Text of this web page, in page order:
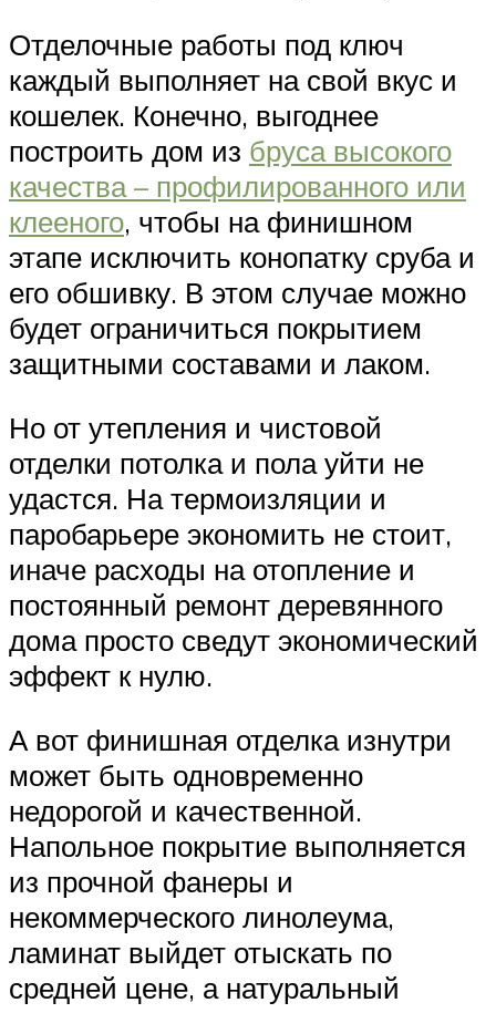
Отделочные работы под ключ
каждый выполняет на свой вкус и
кошелек. Конечно, выгоднее
построить дом из бруса высокого
качества – профилированного или
клееного, чтобы на финишном
этапе исключить конопатку сруба и
его обшивку. В этом случае можно
будет ограничиться покрытием
защитными составами и лаком.
Но от утепления и чистовой
отделки потолка и пола уйти не
удастся. На термоизляции и
паробарьере экономить не стоит,
иначе расходы на отопление и
постоянный ремонт деревянного
дома просто сведут экономический
эффект к нулю.
А вот финишная отделка изнутри
может быть одновременно
недорогой и качественной.
Напольное покрытие выполняется
из прочной фанеры и
некоммерческого линолеума,
ламинат выйдет отыскать по
средней цене, а натуральный